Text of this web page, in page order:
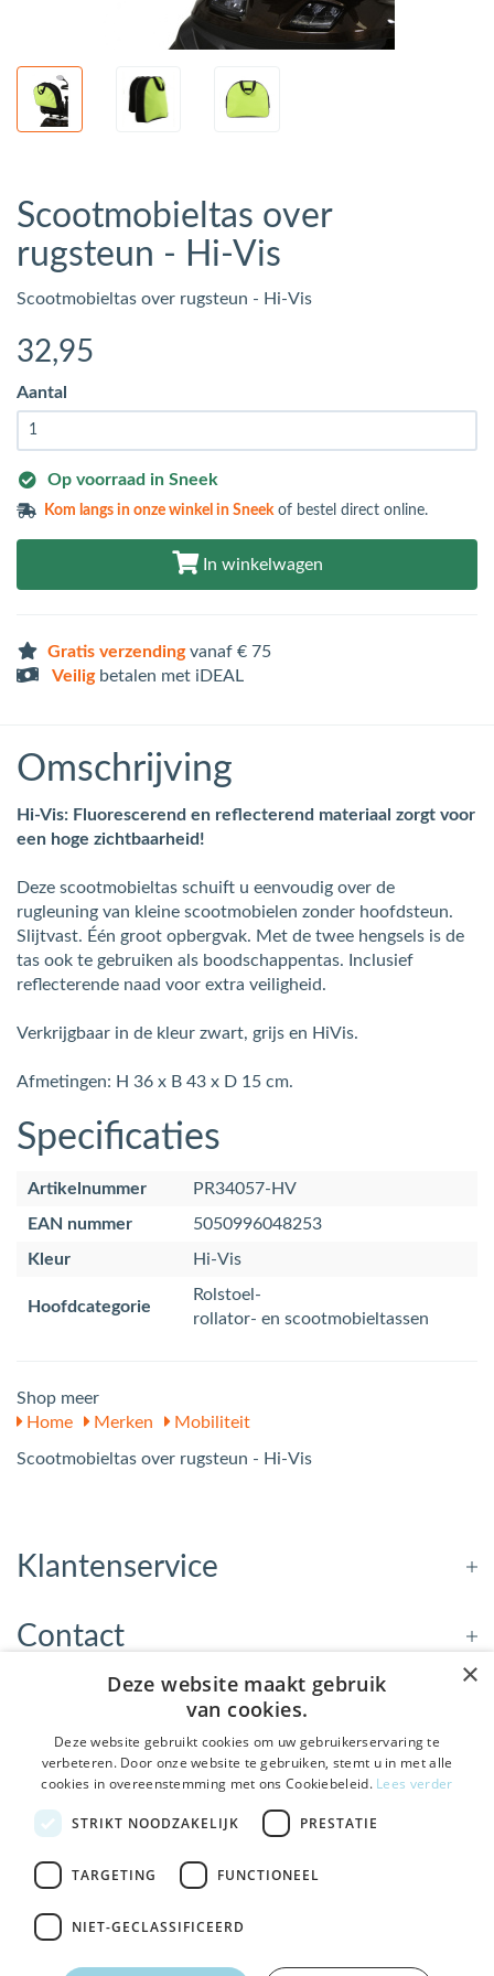
Scootmobieltas over
rugsteun - Hi-Vis
Scootmobieltas over rugsteun - Hi-Vis
32,95
Aantal
Op voorraad in Sneek
Kom langs inonze winkel in Sneek of bestel direct online.
In winkelwagen
Gratis verzendingvanaf € 75
Veiligbetalen met iDEAL
Omschrijving
Hi-Vis: Fluorescerend en reflecterend materiaal zorgt voor
een hoge zichtbaarheid!
Deze scootmobieltas schuift u eenvoudig over de
rugleuning van kleine scootmobielen zonder hoofdsteun.
Slijtvast. Één groot opbergvak. Met de twee hengsels is de
tas ook te gebruiken als boodschappentas. Inclusief
reflecterende naad voor extra veiligheid.
Verkrijgbaar in de kleur zwart, grijs en HiVis.
Afmetingen: H 36 x B 43 x D 15 cm.
Specificaties
Artikelnummer
PR34057-HV
EAN nummer
5050996048253
Kleur
Hi-Vis
Hoofdcategorie
Rolstoel-
rollator- en scootmobieltassen
Shop meer
Home
Merken Mobiliteit
Scootmobieltas over rugsteun - Hi-Vis
Klantenservice
Contact
Openingstijden
Nieuwsbrief
Bezoek de winkel in Sneek, Bolswarderbaan 3C
De Welzijnwinkel in je
inbox
Geen spam, geen verkooppraatjes — gewoon fijne
updates over hulpmiddelen die echt iets toevoegen.
×
Deze website maakt gebruik
van cookies.
Deze website gebruikt cookies om uw gebruikerservaring te
verbeteren. Door onze website te gebruiken, stemt u in met alle
cookies in overeenstemming met ons Cookiebeleid. Lees verder
STRIKT NOODZAKELIJK PRESTATIE
TARGETING FUNCTIONEEL
NIET-GECLASSIFICEERD